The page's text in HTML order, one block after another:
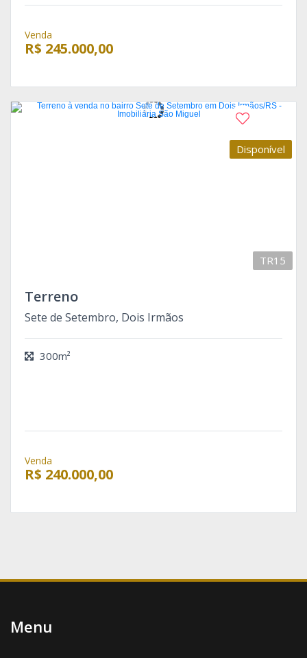
Venda
R$ 245.000,00
Disponível
TR15
Terreno
Sete de Setembro, Dois Irmãos
300m²
Venda
R$ 240.000,00
Menu